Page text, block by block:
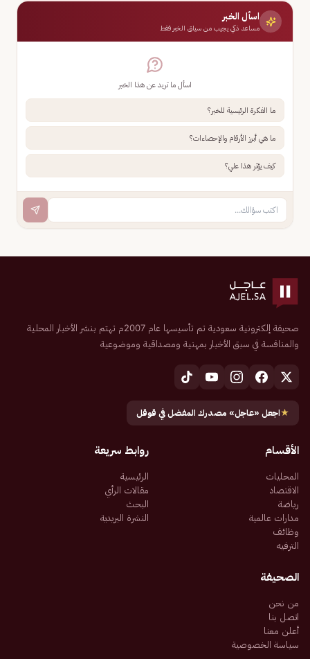
اسأل الخبر
مساعد ذكي يجيب من سياق الخبر فقط
اسأل ما تريد عن هذا الخبر
ما الفكرة الرئيسية للخبر؟
ما هي أبرز الأرقام والإحصاءات؟
كيف يؤثر هذا علي؟
صحيفة إلكترونية سعودية تم تأسيسها عام 2007م تهتم بنشر الأخبار المحلية
والمنافسة في سبق الأخبار بمهنية ومصداقية وموضوعية
★اجعل «عاجل» مصدرك المفضل في قوقل
الأقسام
المحليات
الاقتصاد
رياضة
مدارات عالمية
وظائف
الترفيه
روابط سريعة
الرئيسية
مقالات الرأي
البحث
النشرة البريدية
الصحيفة
من نحن
اتصل بنا
أعلن معنا
سياسة الخصوصية